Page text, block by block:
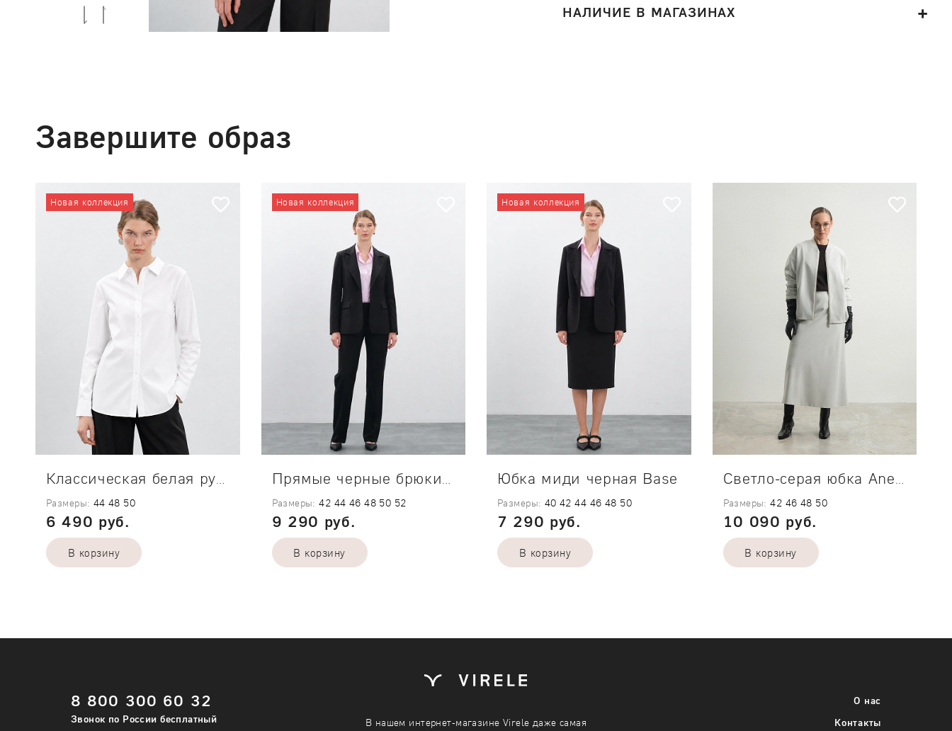
Previous НАЛИЧИЕ В МАГАЗИНАХ
Завершите образ
Новая коллекция
Размеры: 4448 50
6 490 руб.
В корзину
размера одежды
44
Новая коллекция
Размеры: 42 44 4648 50 52
9 290 руб.
В корзину
Укажите требуемое количество каждого
Новая коллекция
Юбка миди черная Base
Размеры: 404244 46 48 50
7 290 руб.
В корзину
Укажите требуемое количество каждого
40
Размеры: 42 46 48 50
10 090 руб.
В корзину
8 800 300 60 32
Звонок по России бесплатный
В нашем интернет-магазине Virele даже самая
О нас
Контакты